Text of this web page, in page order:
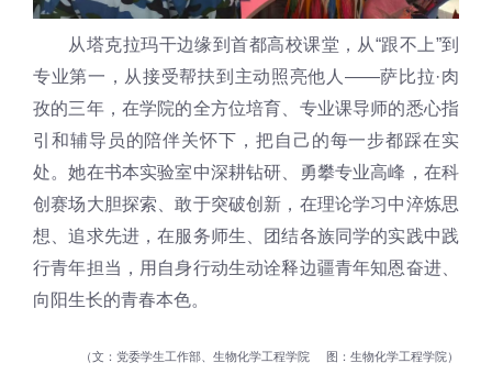
从塔克拉玛干边缘到首都高校课堂，从“跟不上”到
专业第一，从接受帮扶到主动照亮他人——萨比拉·肉
孜的三年，在学院的全方位培育、专业课导师的悉心指
引和辅导员的陪伴关怀下，把自己的每一步都踩在实
处。她在书本实验室中深耕钻研、勇攀专业高峰，在科
创赛场大胆探索、敢于突破创新，在理论学习中淬炼思
想、追求先进，在服务师生、团结各族同学的实践中践
行青年担当，用自身行动生动诠释边疆青年知恩奋进、
向阳生长的青春本色。
文：党委学生工作部、生物化学工程学院 图：生物化学工程学院